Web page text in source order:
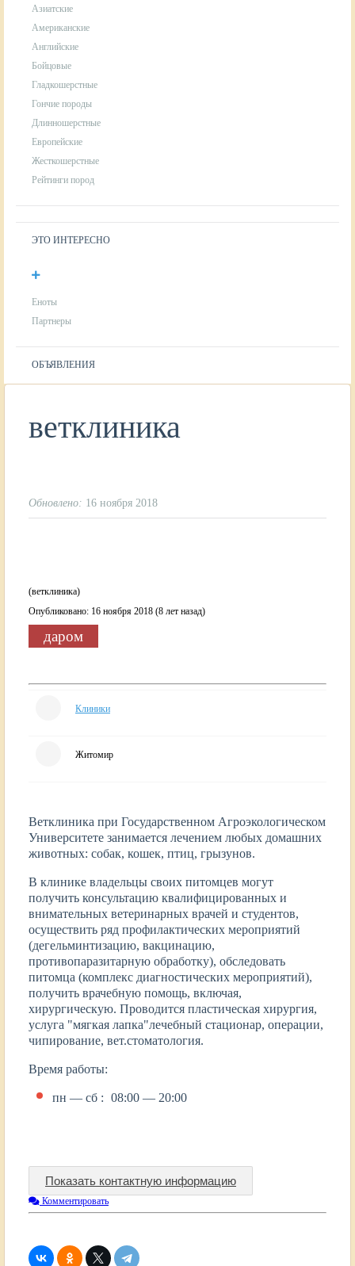
Азиатские
Американские
Английские
Бойцовые
Гладкошерстные
Гончие породы
Длинношерстные
Европейские
Жесткошерстные
Рейтинги пород
ЭТО ИНТЕРЕСНО
Еноты
Партнеры
ОБЪЯВЛЕНИЯ
ветклиника
Обновлено: 16 ноября 2018
(ветклиника)
Опубликовано: 16 ноября 2018 (8 лет назад)
даром
Клиники
Житомир
Ветклиника при Государственном Агроэкологическом
Университете занимается лечением любых домашних
животных: собак, кошек, птиц, грызунов.
В клинике владельцы своих питомцев могут
получить консультацию квалифицированных и
внимательных ветеринарных врачей и студентов,
осуществить ряд профилактических мероприятий
(дегельминтизацию, вакцинацию,
противопаразитарную обработку), обследовать
питомца (комплекс диагностических мероприятий),
получить врачебную помощь, включая,
хирургическую. Проводится пластическая хирургия,
услуга "мягкая лапка"лечебный стационар, операции,
чипирование, вет.стоматология.
Время работы:
пн — сб : 08:00 — 20:00
Показать контактную информацию
Комментировать